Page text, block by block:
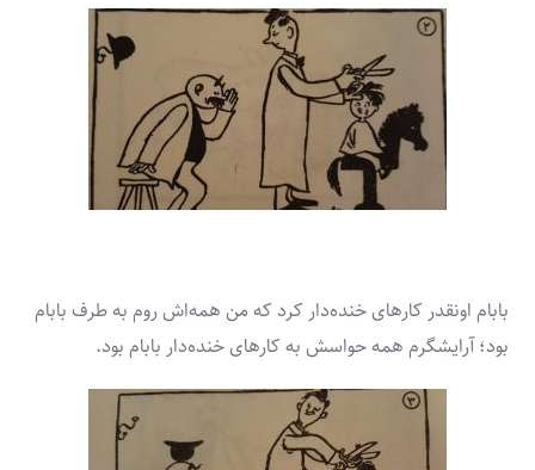
بابام اونقدر کارهای خنده‌­دار کرد که من همه‌اش روم به طرف بابام
بود؛ آرایشگرم همه حواسش به کارهای خنده‌­دار بابام بود.